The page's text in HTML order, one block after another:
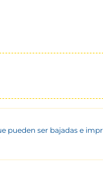
pueden ser bajadas e